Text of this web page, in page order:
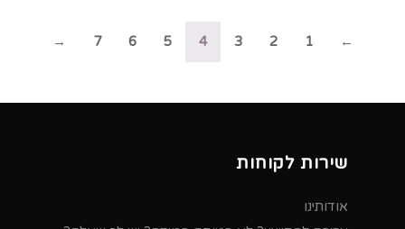
←
1
2
3
4
5
6
7
→
שירות לקוחות
אודותינו